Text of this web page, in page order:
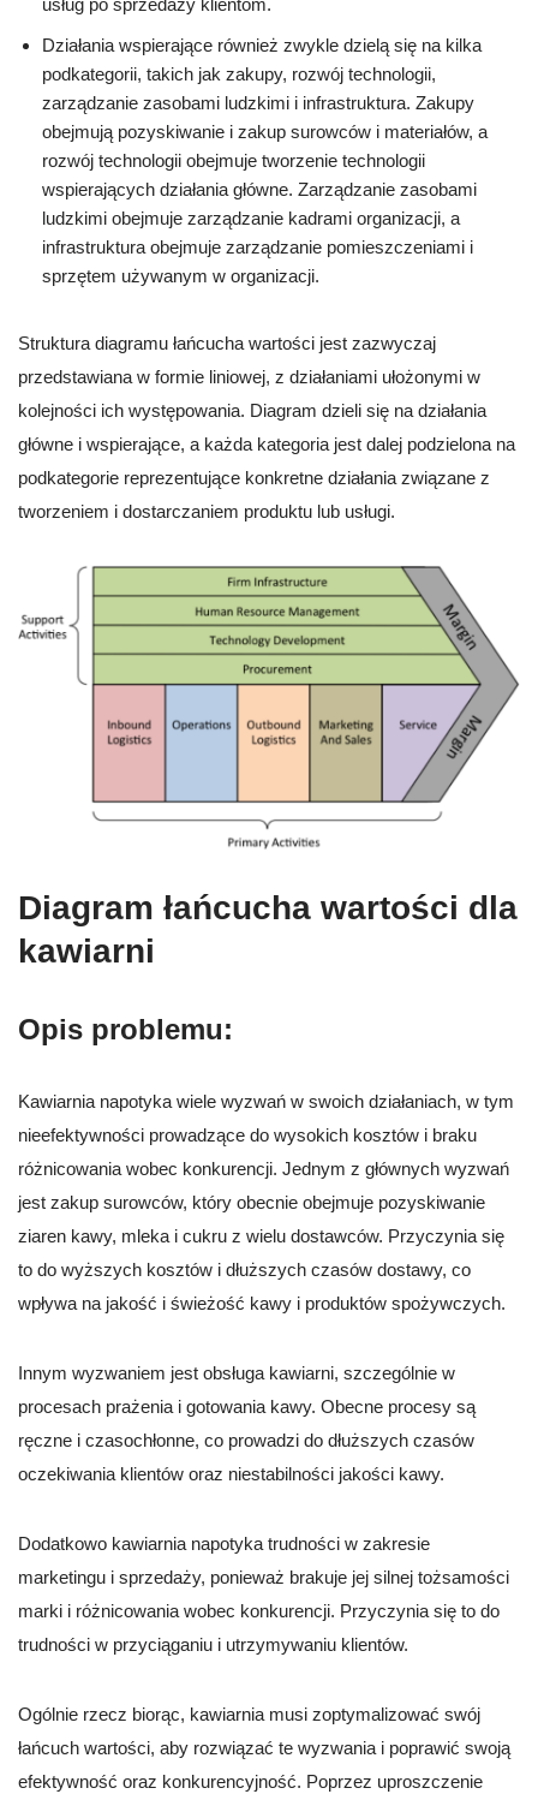
usług po sprzedaży klientom.
Działania wspierające również zwykle dzielą się na kilka
podkategorii, takich jak zakupy, rozwój technologii,
zarządzanie zasobami ludzkimi i infrastruktura. Zakupy
obejmują pozyskiwanie i zakup surowców i materiałów, a
rozwój technologii obejmuje tworzenie technologii
wspierających działania główne. Zarządzanie zasobami
ludzkimi obejmuje zarządzanie kadrami organizacji, a
infrastruktura obejmuje zarządzanie pomieszczeniami i
sprzętem używanym w organizacji.
Struktura diagramu łańcucha wartości jest zazwyczaj
przedstawiana w formie liniowej, z działaniami ułożonymi w
kolejności ich występowania. Diagram dzieli się na działania
główne i wspierające, a każda kategoria jest dalej podzielona na
podkategorie reprezentujące konkretne działania związane z
tworzeniem i dostarczaniem produktu lub usługi.
Diagram łańcucha wartości dla
kawiarni
Opis problemu:
Kawiarnia napotyka wiele wyzwań w swoich działaniach, w tym
nieefektywności prowadzące do wysokich kosztów i braku
różnicowania wobec konkurencji. Jednym z głównych wyzwań
jest zakup surowców, który obecnie obejmuje pozyskiwanie
ziaren kawy, mleka i cukru z wielu dostawców. Przyczynia się
to do wyższych kosztów i dłuższych czasów dostawy, co
wpływa na jakość i świeżość kawy i produktów spożywczych.
Innym wyzwaniem jest obsługa kawiarni, szczególnie w
procesach prażenia i gotowania kawy. Obecne procesy są
ręczne i czasochłonne, co prowadzi do dłuższych czasów
oczekiwania klientów oraz niestabilności jakości kawy.
Dodatkowo kawiarnia napotyka trudności w zakresie
marketingu i sprzedaży, ponieważ brakuje jej silnej tożsamości
marki i różnicowania wobec konkurencji. Przyczynia się to do
trudności w przyciąganiu i utrzymywaniu klientów.
Ogólnie rzecz biorąc, kawiarnia musi zoptymalizować swój
łańcuch wartości, aby rozwiązać te wyzwania i poprawić swoją
efektywność oraz konkurencyjność. Poprzez uproszczenie